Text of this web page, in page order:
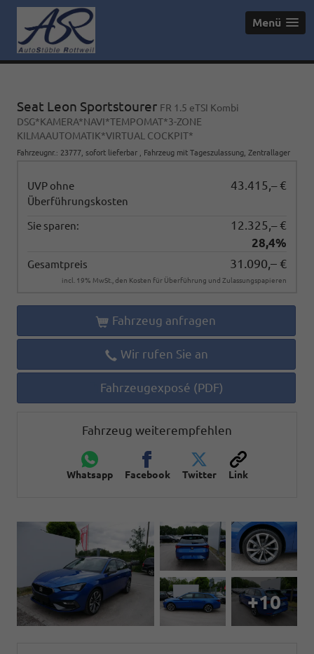
Menü
Seat Leon Sportstourer FR 1.5 eTSI Kombi
DSG*KAMERA*NAVI*TEMPOMAT*3-ZONE
KILMAAUTOMATIK*VIRTUAL COCKPIT*
Fahrzeugnr. : 23777 sofort lieferbar Fahrzeug mit Tageszulassung , Zentrallager
UVP ohne
Überführungskosten
43.415,– €
Sie sparen:
12.325,– €
28,4%
Gesamtpreis 31.090,– €
incl. 19% MwSt., den Kosten für Überführung und Zulassungspapieren
Fahrzeug anfragen
Wir rufen Sie an
Fahrzeugexposé (PDF)
Fahrzeug weiterempfehlen
Whatsapp Facebook Twitter Link
+10